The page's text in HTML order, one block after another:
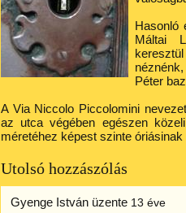
Hasonló
Máltai
Péter
A Via Niccolo Piccolomini
az utca végében egészen
méretéhez képest szinte
Utolsó hozzászólás
Gyenge István üzente 13 éve